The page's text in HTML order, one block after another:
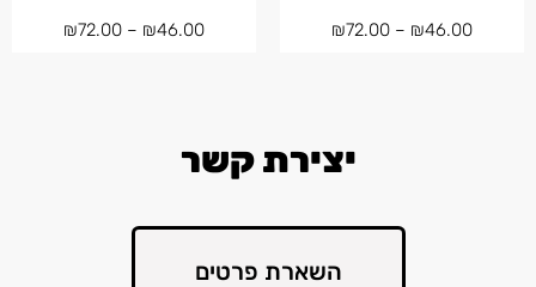
₪46.00
–
₪72.00
₪46.00
–
₪72.00
יצירת קשר
השארת פרטים